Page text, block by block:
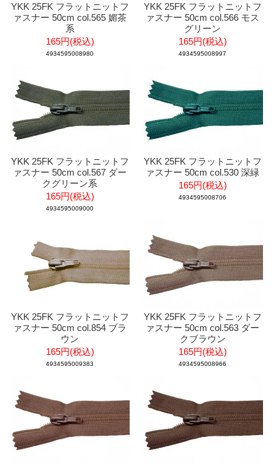
YKK 25FK フラットニットフ
ァスナー 50cm col.565 媚茶
系
165円(税込)
4934595008980
YKK 25FK フラットニットフ
ァスナー 50cm col.566 モス
グリーン
165円(税込)
4934595008997
YKK 25FK フラットニットフ
ァスナー 50cm col.567 ダー
クグリーン系
165円(税込)
4934595009000
YKK 25FK フラットニットフ
ァスナー 50cm col.530 深緑
165円(税込)
4934595008706
YKK 25FK フラットニットフ
ァスナー 50cm col.854 ブラ
ウン
165円(税込)
4934595009383
YKK 25FK フラットニットフ
ァスナー 50cm col.563 ダー
クブラウン
165円(税込)
4934595008966